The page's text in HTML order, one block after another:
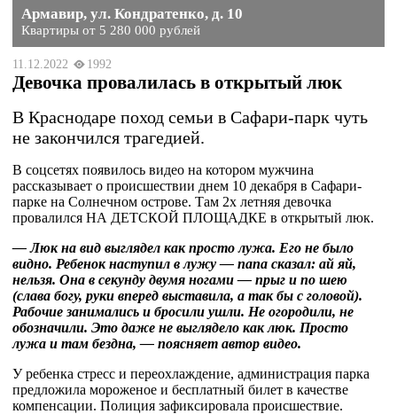
Армавир, ул. Кондратенко, д. 10
Квартиры от 5 280 000 рублей
11.12.2022 1992
Девочка провалилась в открытый люк
В Краснодаре поход семьи в Сафари-парк чуть
не закончился трагедией.
В соцсетях появилось видео на котором мужчина
рассказывает о происшествии днем 10 декабря в Сафари-
парке на Солнечном острове. Там 2х летняя девочка
провалился НА ДЕТСКОЙ ПЛОЩАДКЕ в открытый люк.
— Люк на вид выглядел как просто лужа. Его не было
видно. Ребенок наступил в лужу — папа сказал: ай яй,
нельзя. Она в секунду двумя ногами — прыг и по шею
(слава богу, руки вперед выставила, а так бы с головой).
Рабочие занимались и бросили ушли. Не огородили, не
обозначили. Это даже не выглядело как люк. Просто
лужа и там бездна, — поясняет автор видео.
У ребенка стресс и переохлаждение, администрация парка
предложила мороженое и бесплатный билет в качестве
компенсации. Полиция зафиксировала происшествие.